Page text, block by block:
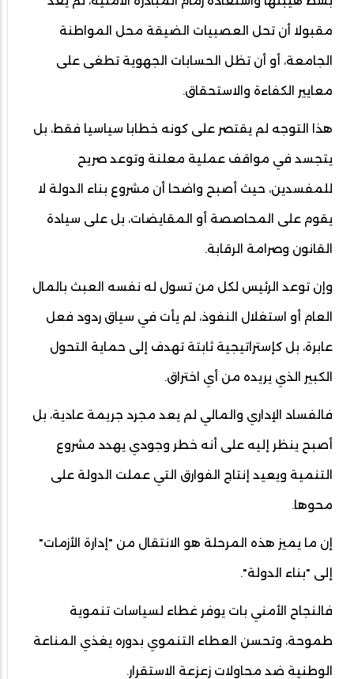
مقبولا أن تحل العصبيات الضيقة محل المواطنة
الجامعة، أو أن تظل الحسابات الجهوية تطغى على
معايير الكفاءة والاستحقاق.
هذا التوجه لم يقتصر على كونه خطابا سياسيا فقط، بل
يتجسد في مواقف عملية معلنة وتوعد صريح
للمفسدين، حيث أصبح واضحا أن مشروع بناء الدولة لا
يقوم على المحاصصة أو المقايضات، بل على سيادة
القانون وصرامة الرقابة.
وإن توعد الرئيس لكل من تسول له نفسه العبث بالمال
العام أو استغلال النفوذ، لم يأت في سياق ردود فعل
عابرة، بل كإستراتيجية ثابتة تهدف إلى حماية التحول
الكبير الذي يريده من أي اختراق.
فالفساد الإداري والمالي لم يعد مجرد جريمة عادية، بل
أصبح ينظر إليه على أنه خطر وجودي يهدد مشروع
التنمية ويعيد إنتاج الفوارق التي عملت الدولة على
محوها.
إن ما يميز هذه المرحلة هو الانتقال من "إدارة الأزمات"
إلى "بناء الدولة".
فالنجاح الأمني بات يوفر غطاء لسياسات تنموية
طموحة، وتحسن العطاء التنموي بدوره يغذي المناعة
الوطنية ضد محاولات زعزعة الاستقرار.